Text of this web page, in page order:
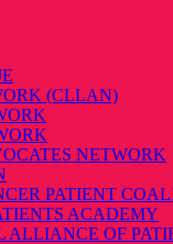
(CLLAN)
NETWORK
PATIENT
ACADEMY
OF